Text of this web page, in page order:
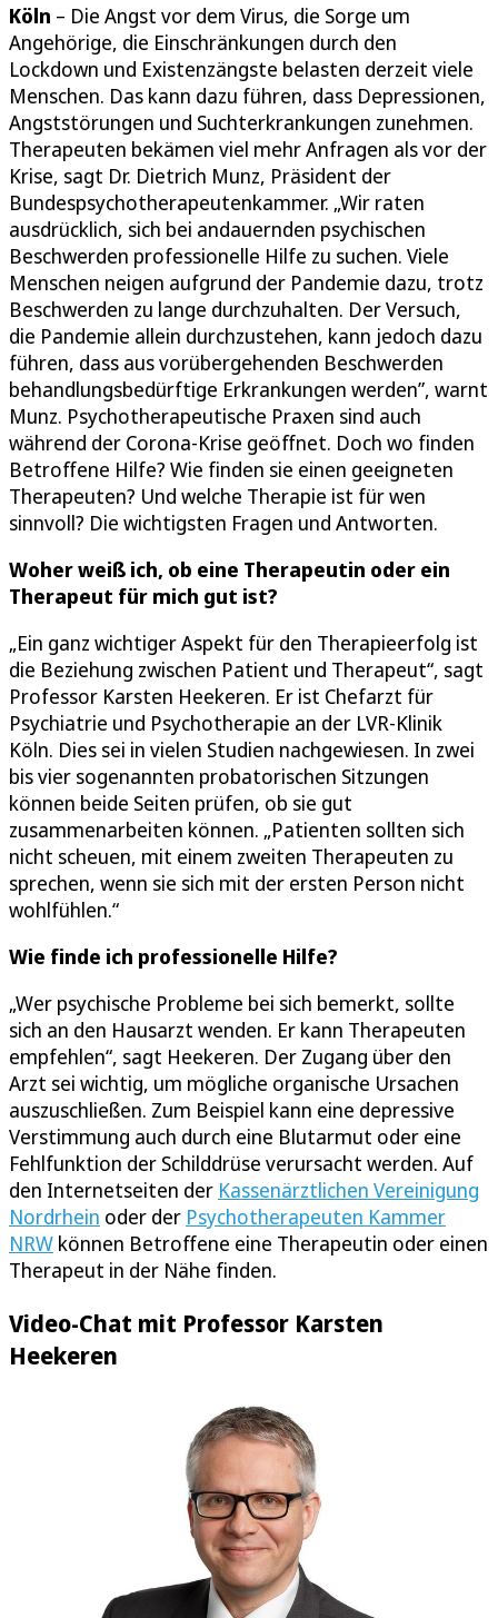
Köln – Die Angst vor dem Virus, die Sorge um
Angehörige, die Einschränkungen durch den
Lockdown und Existenzängste belasten derzeit viele
Menschen. Das kann dazu führen, dass Depressionen,
Angststörungen und Suchterkrankungen zunehmen.
Therapeuten bekämen viel mehr Anfragen als vor der
Krise, sagt Dr. Dietrich Munz, Präsident der
Bundespsychotherapeutenkammer. „Wir raten
ausdrücklich, sich bei andauernden psychischen
Beschwerden professionelle Hilfe zu suchen. Viele
Menschen neigen aufgrund der Pandemie dazu, trotz
Beschwerden zu lange durchzuhalten. Der Versuch,
die Pandemie allein durchzustehen, kann jedoch dazu
führen, dass aus vorübergehenden Beschwerden
behandlungsbedürftige Erkrankungen werden”, warnt
Munz. Psychotherapeutische Praxen sind auch
während der Corona-Krise geöffnet. Doch wo finden
Betroffene Hilfe? Wie finden sie einen geeigneten
Therapeuten? Und welche Therapie ist für wen
sinnvoll? Die wichtigsten Fragen und Antworten.
Woher weiß ich, ob eine Therapeutin oder ein
Therapeut für mich gut ist?
„Ein ganz wichtiger Aspekt für den Therapieerfolg ist
die Beziehung zwischen Patient und Therapeut“, sagt
Professor Karsten Heekeren. Er ist Chefarzt für
Psychiatrie und Psychotherapie an der LVR-Klinik
Köln. Dies sei in vielen Studien nachgewiesen. In zwei
bis vier sogenannten probatorischen Sitzungen
können beide Seiten prüfen, ob sie gut
zusammenarbeiten können. „Patienten sollten sich
nicht scheuen, mit einem zweiten Therapeuten zu
sprechen, wenn sie sich mit der ersten Person nicht
wohlfühlen.“
Wie finde ich professionelle Hilfe?
„Wer psychische Probleme bei sich bemerkt, sollte
sich an den Hausarzt wenden. Er kann Therapeuten
empfehlen“, sagt Heekeren. Der Zugang über den
Arzt sei wichtig, um mögliche organische Ursachen
auszuschließen. Zum Beispiel kann eine depressive
Verstimmung auch durch eine Blutarmut oder eine
Fehlfunktion der Schilddrüse verursacht werden. Auf
den Internetseiten der Kassenärztlichen Vereinigung
Nordrhein oder der Psychotherapeuten Kammer
NRW können Betroffene eine Therapeutin oder einen
Therapeut in der Nähe finden.
Video-Chat mit Professor Karsten
Heekeren